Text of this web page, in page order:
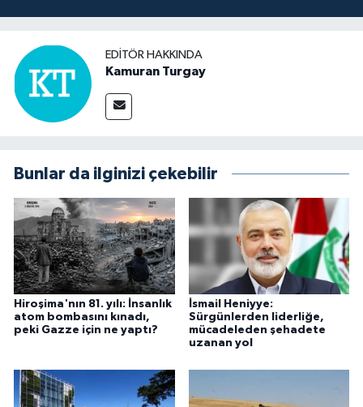
EDITÖR HAKKINDA
Kamuran Turgay
Bunlar da ilginizi çekebilir
Hiroşima'nın 81. yılı: İnsanlık
atom bombasını kınadı,
peki Gazze için ne yaptı?
İsmail Heniyye:
Sürgünlerden liderliğe,
mücadeleden şehadete
uzanan yol